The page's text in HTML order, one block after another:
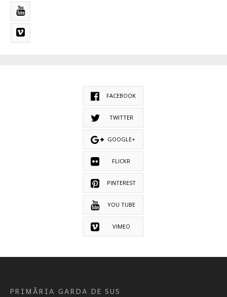
FACEBOOK
TWITTER
GOOGLE+
FLICKR
PINTEREST
YOU TUBE
VIMEO
PRIMĂRIA GARDA DE SUS